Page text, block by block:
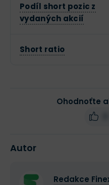
Podíl short pozic z
vydaných akcií
Short ratio
Ohodnoťte
Autor
Redakce